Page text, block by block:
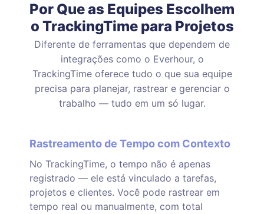
Por Que as Equipes Escolhem
o TrackingTime para Projetos
Diferente de ferramentas que dependem de
integrações como o Everhour, o
TrackingTime oferece tudo o que sua equipe
precisa para planejar, rastrear e gerenciar o
trabalho — tudo em um só lugar.
Rastreamento de Tempo com Contexto
No TrackingTime, o tempo não é apenas
registrado — ele está vinculado a tarefas,
projetos e clientes. Você pode rastrear em
tempo real ou manualmente, com total